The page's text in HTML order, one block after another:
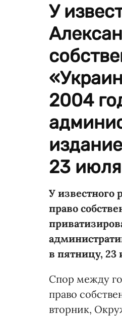
У
2004
23
У известного
право
в пятницу, 23
Спор между
право
вторник,